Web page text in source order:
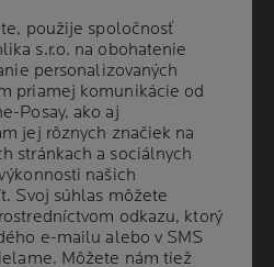
a agresívnymi vplyvmi
môžu zhoršovať nedokonalosti
po akné a pupienky.
ochrany SPF 30 s
hydratačného krému.
použije spoločnosť
s.r.o. na obohatenie
personalizovaných
priamej komunikácie od
Posay, ako aj
jej rôznych značiek na
stránkach a sociálnych
našich
Svoj súhlas môžete
odkazu, ktorý
e-mailu alebo v SMS
Môžete nám tiež
použije spoločnosť
s.r.o. na obohatenie
personalizovaných
priamej komunikácie od
Posay, ako aj
jej rôznych značiek na
stránkach a sociálnych
našich
Svoj súhlas môžete
odkazu, ktorý
e-mailu alebo v SMS
Môžete nám tiež